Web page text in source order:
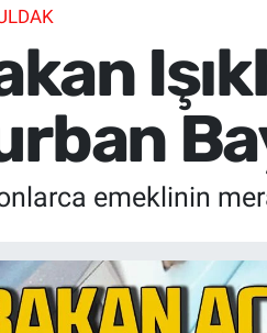
emeklinin